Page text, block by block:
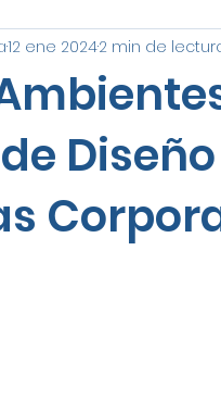
12 ene 20242 min de